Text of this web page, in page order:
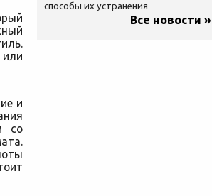
и
со
способы их устранения
Все новости »